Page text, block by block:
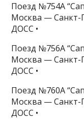
Поезд №754А
Москва — Санкт-
ДОСС •
Поезд №756А
Москва — Санкт-
ДОСС •
Поезд №760А
Москва — Санкт-
ДОСС •